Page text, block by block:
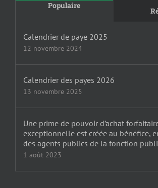
Populaire
Calendrier de paye 2025
12 novembre 2024
Calendrier des payes 2026
13 novembre 2025
Une prime de pouvoir d’achat
exceptionnelle est créée au bénéfice,
des agents publics de la fonction
1 août 2023